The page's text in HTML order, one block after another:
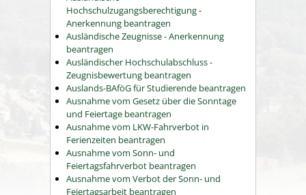
Hochschulzugangsberechtigung -
Anerkennung beantragen
Ausländische Zeugnisse - Anerkennung
beantragen
Ausländischer Hochschulabschluss -
Zeugnisbewertung beantragen
Auslands-BAföG für Studierende beantragen
Ausnahme vom Gesetz über die Sonntage
und Feiertage beantragen
Ausnahme vom LKW-Fahrverbot in
Ferienzeiten beantragen
Ausnahme vom Sonn- und
Feiertagsfahrverbot beantragen
Ausnahme vom Verbot der Sonn- und
Feiertagsarbeit beantragen